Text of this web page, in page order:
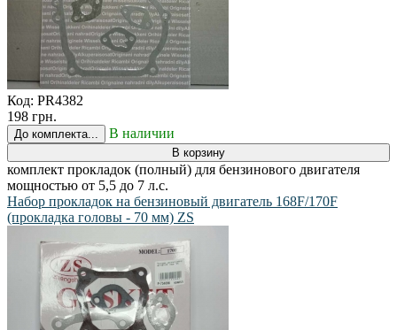
Код: PR4382
198 грн.
До комплекта... В наличии
В корзину
комплект прокладок (полный) для бензинового двигателя
мощностью от 5,5 до 7 л.с.
Набор прокладок на бензиновый двигатель 168F/170F
(прокладка головы - 70 мм) ZS